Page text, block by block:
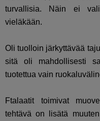
turvallisia. Näin ei
vieläkään.
Oli tuolloin järkyttävää
sitä oli mahdollisesti
tuotettua vain
Ftalaatit toimivat
tehtävä on lisätä